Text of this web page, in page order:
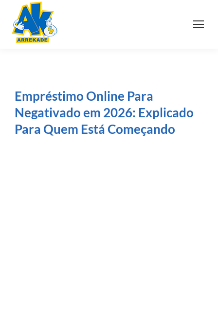
Empréstimo Online Para
Negativado em 2026: Explicado
Para Quem Está Começando